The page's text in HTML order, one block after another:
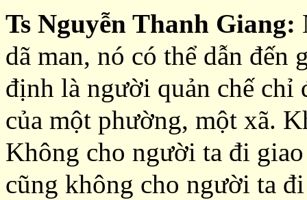
Ts Nguyễn Thanh Giang:
dã man, nó có thể dẫn
định là người quản chế
của một phường, một xã.
Không cho người ta đi
cũng không cho người ta